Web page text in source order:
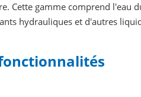
Cette gamme comprend l'eau
hydrauliques et d'autres